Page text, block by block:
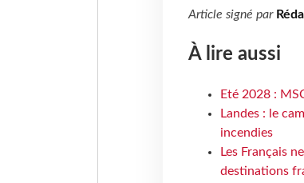
Article signé par
À lire aussi
Eté 2028 :
Landes : le
incendies
Les Français
destinations